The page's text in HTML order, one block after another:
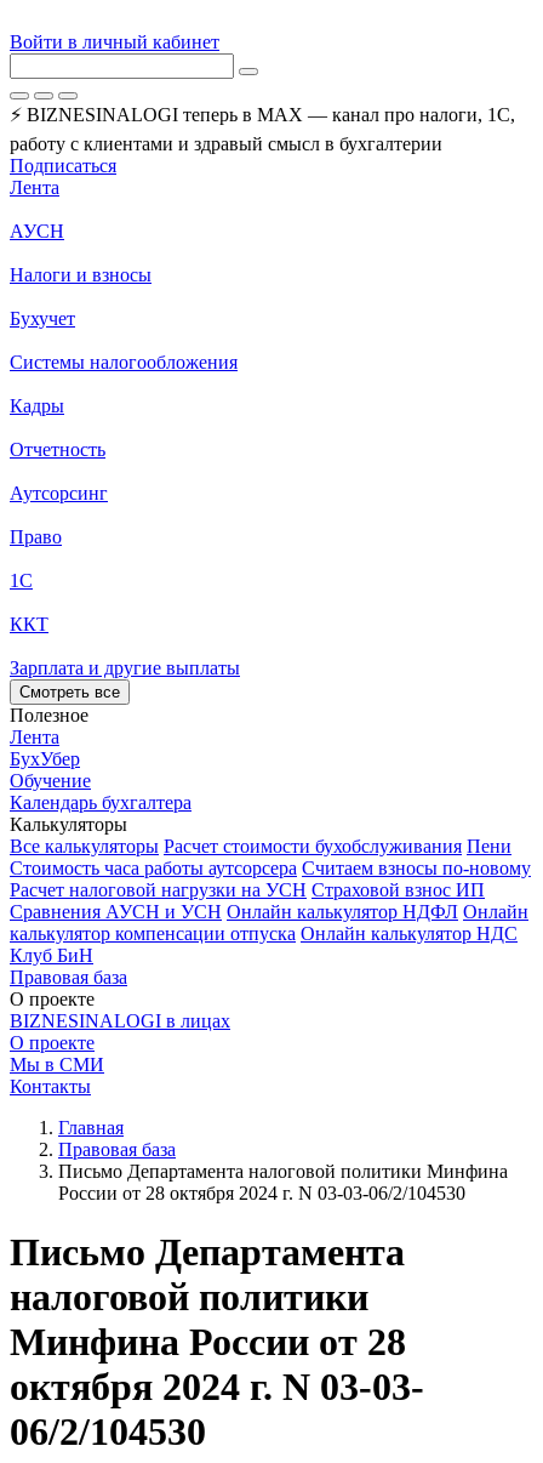
Войти в личный кабинет
⚡ BIZNESINALOGI теперь в MAX — канал про налоги, 1С,
работу с клиентами и здравый смысл в бухгалтерии
Подписаться
Лента
АУСН
Налоги и взносы
Бухучет
Системы налогообложения
Кадры
Отчетность
Аутсорсинг
Право
1С
ККТ
Зарплата и другие выплаты
Смотреть все
Полезное
Лента
БухУбер
Обучение
Календарь бухгалтера
Калькуляторы
Все калькуляторы Расчет стоимости бухобслуживания Пени
Стоимость часа работы аутсорсера Считаем взносы по-новому
Расчет налоговой нагрузки на УСН Страховой взнос ИП
Сравнения АУСН и УСН Онлайн калькулятор НДФЛ Онлайн
калькулятор компенсации отпуска Онлайн калькулятор НДС
Клуб БиН
Правовая база
О проекте
BIZNESINALOGI в лицах
О проекте
Мы в СМИ
Контакты
Главная
Правовая база
Письмо Департамента налоговой политики Минфина
России от 28 октября 2024 г. N 03-03-06/2/104530
Письмо Департамента
налоговой политики
Минфина России от 28
октября 2024 г. N 03-03-
06/2/104530